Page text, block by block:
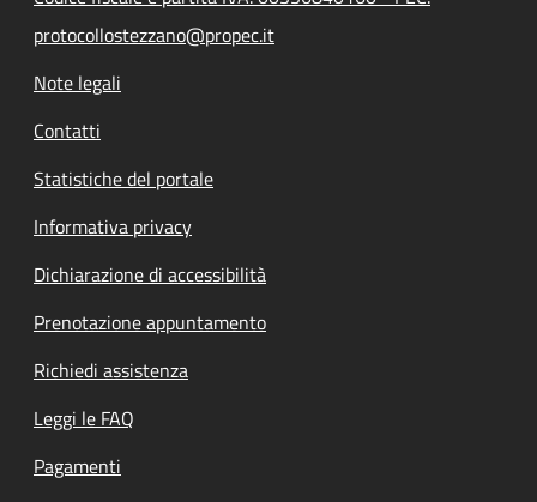
protocollostezzano@propec.it
Note legali
Contatti
Statistiche del portale
Informativa privacy
Dichiarazione di accessibilità
Prenotazione appuntamento
Richiedi assistenza
Leggi le FAQ
Pagamenti